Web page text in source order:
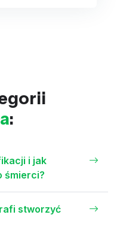
:
i jak
śmierci?
stworzyć